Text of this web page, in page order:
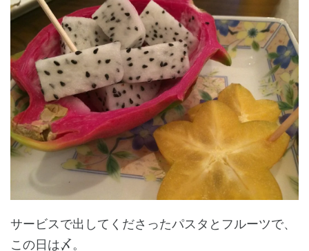
サービスで出してくださったパスタとフルーツで、
この日は〆。